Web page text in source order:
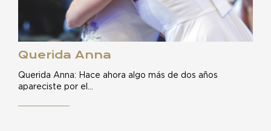
Querida Anna
Querida Anna: Hace ahora algo más de dos años
apareciste por el…